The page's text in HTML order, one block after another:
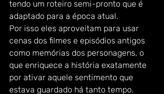
tendo um roteiro semi-pronto que é
adaptado para a época atual.
Por isso eles aproveitam para usar
cenas dos filmes e episódios antigos
como memórias dos personagens, o
que enriquece a história exatamente
por ativar aquele sentimento que
estava guardado há tanto tempo.